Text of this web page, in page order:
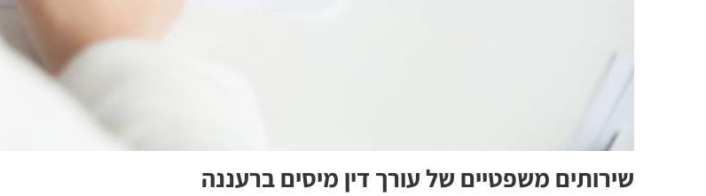
שירותים משפטיים של עורך דין מיסים ברעננה